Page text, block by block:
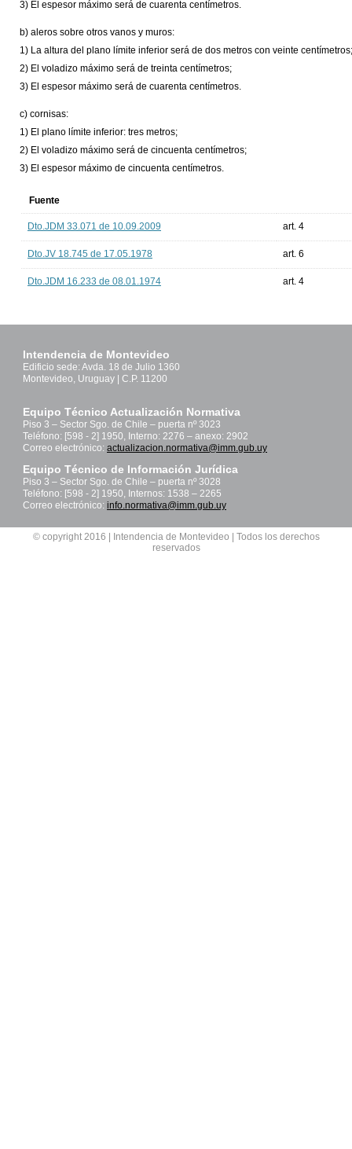
3) El espesor máximo será de cuarenta centímetros.
b) aleros sobre otros vanos y muros:
1) La altura del plano límite inferior será de dos metros con veinte centímetros;
2) El voladizo máximo será de treinta centímetros;
3) El espesor máximo será de cuarenta centímetros.
c) cornisas:
1) El plano límite inferior: tres metros;
2) El voladizo máximo será de cincuenta centímetros;
3) El espesor máximo de cincuenta centímetros.
Fuente
Dto.JDM 33.071 de 10.09.2009 art. 4
Dto.JV 18.745 de 17.05.1978 art. 6
Dto.JDM 16.233 de 08.01.1974 art. 4
Intendencia de Montevideo
Edificio sede: Avda. 18 de Julio 1360
Montevideo, Uruguay | C.P. 11200
Equipo Técnico Actualización Normativa
Piso 3 – Sector Sgo. de Chile – puerta nº 3023
Teléfono: [598 - 2] 1950, Interno: 2276 – anexo: 2902
Correo electrónico: actualizacion.normativa@imm.gub.uy
Equipo Técnico de Información Jurídica
Piso 3 – Sector Sgo. de Chile – puerta nº 3028
Teléfono: [598 - 2] 1950, Internos: 1538 – 2265
Correo electrónico: info.normativa@imm.gub.uy
© copyright 2016 | Intendencia de Montevideo | Todos los derechos
reservados